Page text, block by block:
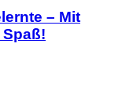
– Mit